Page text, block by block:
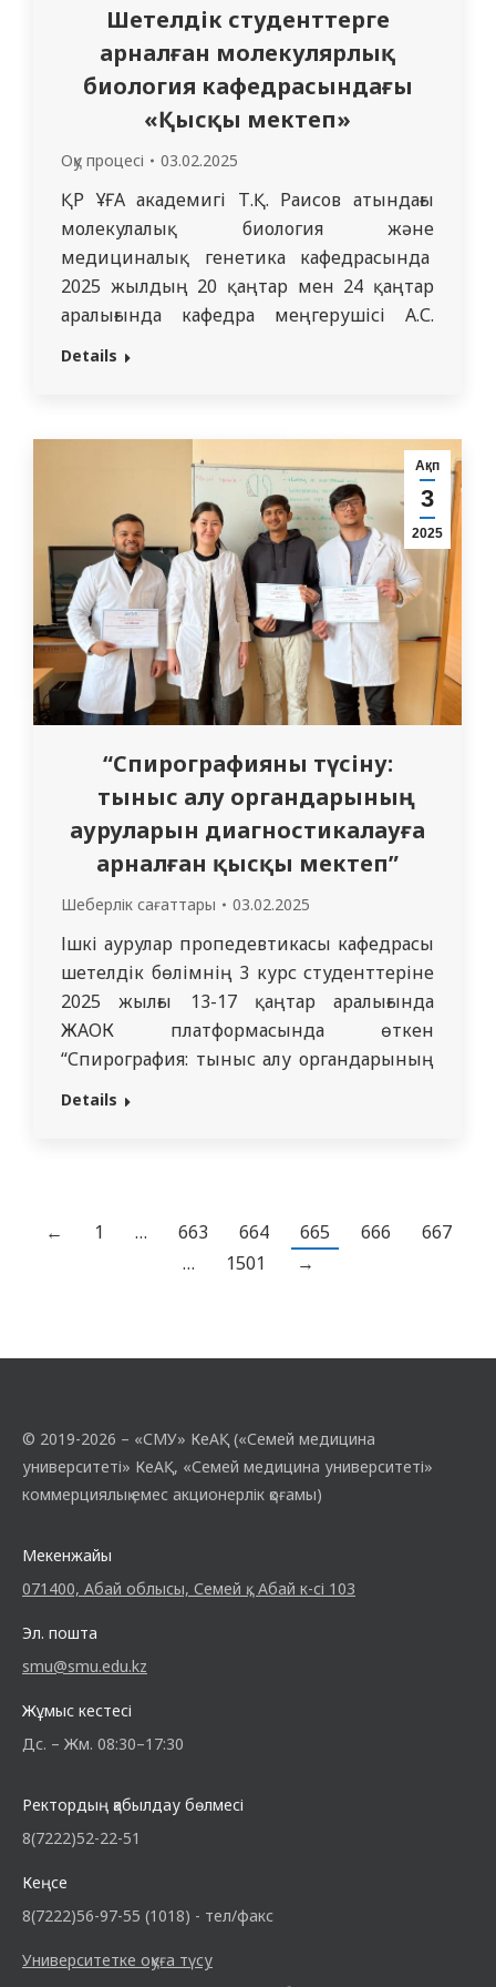
Шетелдік студенттерге
арналған молекулярлық
биология кафедрасындағы
«Қысқы мектеп»
Оқу процесі 03.02.2025
ҚР ҰҒА академигі Т.Қ. Раисов атындағы
молекулалық биология және
медициналық генетика кафедрасында
2025 жылдың 20 қаңтар мен 24 қаңтар
аралығында кафедра меңгерушісі А.С.
Оразалина және оқытушы Б.З. Елькенова
атты тақырыпқа сабақтар өткізді. Қысқы
мектепке «Медицина» ОБ
мамандығының І курс шетел студенттері
қатысты. Тыңдаушыларға арнап 3
кредиттік…
Details
Ақп
3
2025
“Спирографияны түсіну:
тыныс алу органдарының
ауруларын диагностикалауға
арналған қысқы мектеп”
Шеберлік сағаттары 03.02.2025
Ішкі аурулар пропедевтикасы кафедрасы
шетелдік бөлімнің 3 курс студенттеріне
2025 жылғы 13-17 қаңтар аралығында
ЖАОК платформасында өткен
“Спирография: тыныс алу органдарының
аурулары кезіндегі нормалар мен
әдісі ретінде спирографияны терең
зерттеу мақсатында ұйымдастырылды.
Details
← 1 … 663 664 665 666
667
…
1501 →
© 2019-2026 – «СМУ» КеАҚ («Семей медицина
университеті» КеАҚ, «Семей медицина университеті»
коммерциялық емес акционерлік қоғамы)
Мекенжайы
071400, Абай облысы, Семей қ., Абай к-сі 103
Эл. пошта
smu@smu.edu.kz
Жұмыс кестесі
Дс. – Жм. 08:30–17:30
Ректордың қабылдау бөлмесі
8(7222)52-22-51
Кеңсе
8(7222)56-97-55 (1018) - тел/факс
Университетке оқуға түсу